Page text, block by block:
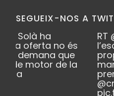
SEGUEIX-NOS A
RT @PremiaMedia_
l’escenari post-
propiciar “una
mantenint-se a
premiamedia.cat/
@cridapremianenc
pic.twitter.com/